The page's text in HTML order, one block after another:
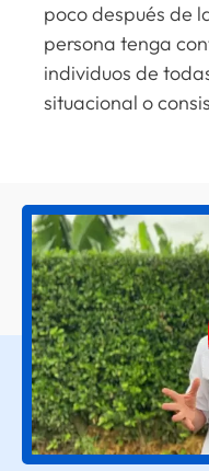
poco después de
persona tenga
individuos de
situacional o